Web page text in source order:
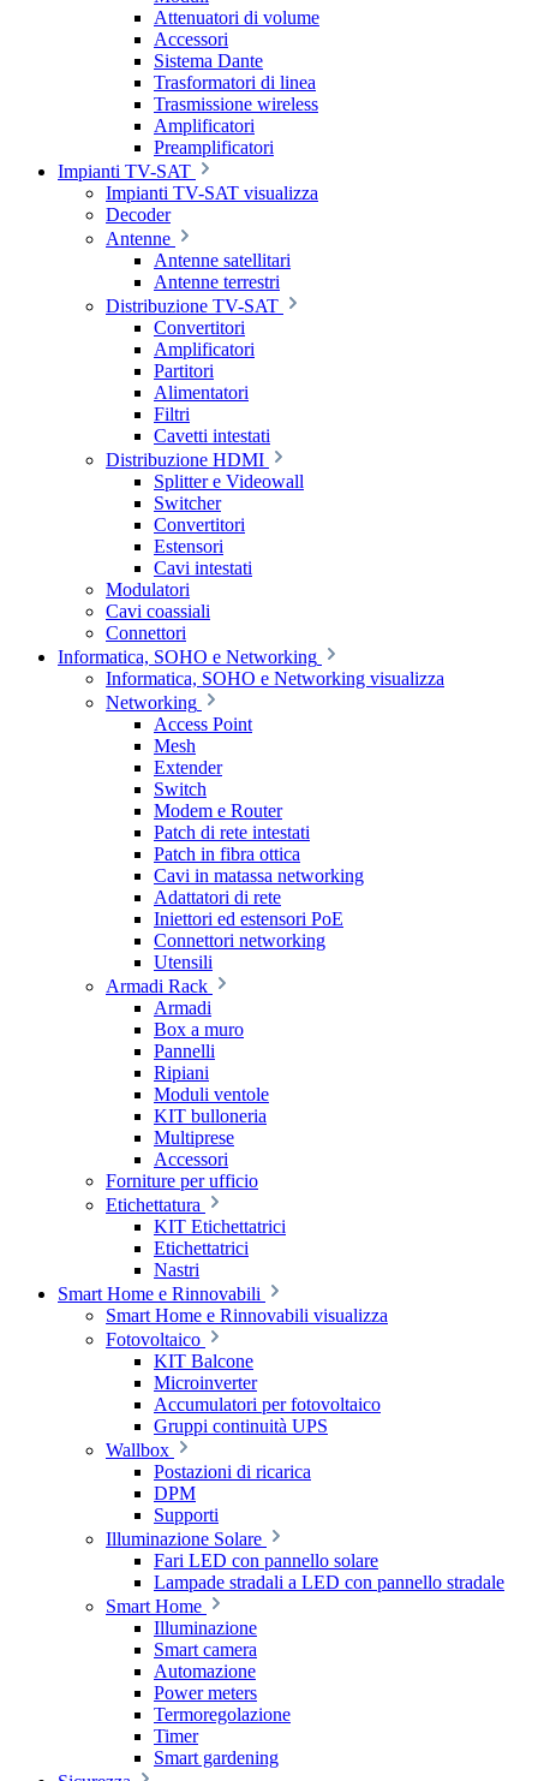
Attenuatori di volume
Accessori
Sistema Dante
Trasformatori di linea
Trasmissione wireless
Amplificatori
Preamplificatori
Impianti TV-SAT
Impianti TV-SAT visualizza
Decoder
Antenne
Antenne satellitari
Antenne terrestri
Distribuzione TV-SAT
Convertitori
Amplificatori
Partitori
Alimentatori
Filtri
Cavetti intestati
Distribuzione HDMI
Splitter e Videowall
Switcher
Convertitori
Estensori
Cavi intestati
Modulatori
Cavi coassiali
Connettori
Informatica, SOHO e Networking
Informatica, SOHO e Networking visualizza
Networking
Access Point
Mesh
Extender
Switch
Modem e Router
Patch di rete intestati
Patch in fibra ottica
Cavi in matassa networking
Adattatori di rete
Iniettori ed estensori PoE
Connettori networking
Utensili
Armadi Rack
Armadi
Box a muro
Pannelli
Ripiani
Moduli ventole
KIT bulloneria
Multiprese
Accessori
Forniture per ufficio
Etichettatura
KIT Etichettatrici
Etichettatrici
Nastri
Smart Home e Rinnovabili
Smart Home e Rinnovabili visualizza
Fotovoltaico
KIT Balcone
Microinverter
Accumulatori per fotovoltaico
Gruppi continuità UPS
Wallbox
Postazioni di ricarica
DPM
Supporti
Illuminazione Solare
Fari LED con pannello solare
Lampade stradali a LED con pannello stradale
Smart Home
Illuminazione
Smart camera
Automazione
Power meters
Termoregolazione
Timer
Smart gardening